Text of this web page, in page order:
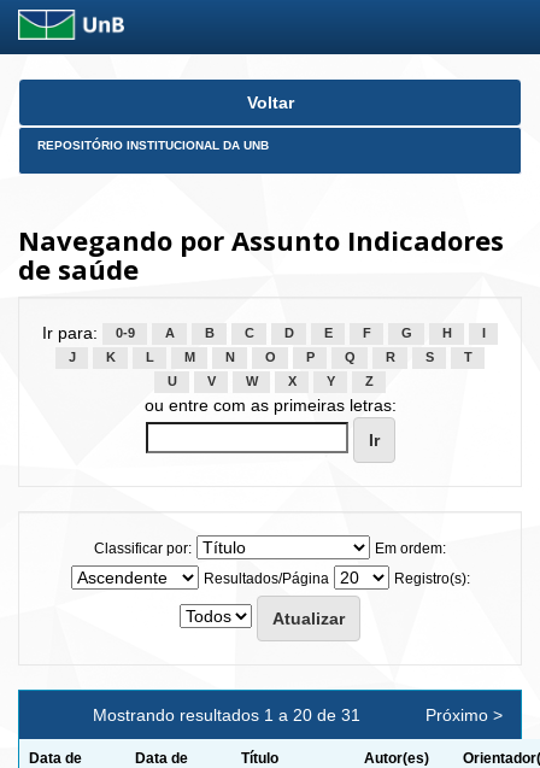
Skip
Voltar
REPOSITÓRIO INSTITUCIONAL DA UNB
Navegando por Assunto Indicadores
de saúde
Ir para: 0-9 A B C D E F G H
J
K L M N O P Q R S
T
U
V W X Y Z
ou entre com as primeiras letras:
Classificar por:
Em ordem:
Resultados/Página
Registro(s):
Mostrando resultados 1 a 20 de 31 Próximo >
Data de
Data de
Título Autor(es)